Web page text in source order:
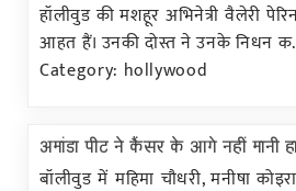
हॉलीवुड की मशहूर अभिनेत्री वैलेरी
आहत हैं। उनकी दोस्त ने उनके निधन
Category: hollywood
अमांडा पीट ने कैंसर के आगे नहीं मानी
बॉलीवुड में महिमा चौधरी, मनीषा